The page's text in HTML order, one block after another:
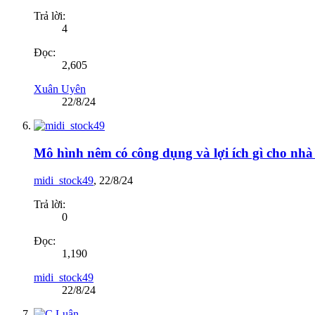
Trả lời:
4
Đọc:
2,605
Xuân Uyên
22/8/24
Mô hình nêm có công dụng và lợi ích gì cho
midi_stock49, 22/8/24
Trả lời:
0
Đọc:
1,190
midi_stock49
22/8/24